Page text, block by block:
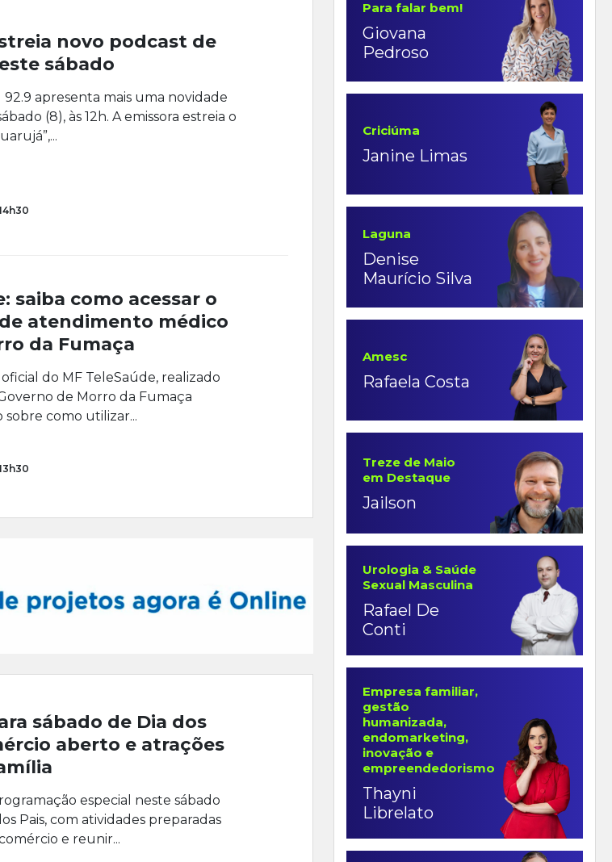
novo podcast de
sábado
92.9 apresenta mais uma novidade
(8), às 12h. A emissora estreia o
saiba como acessar o
atendimento médico
da Fumaça
do MF TeleSaúde, realizado
de Morro da Fumaça
como utilizar...
sábado de Dia dos
aberto e atrações
especial neste sábado
Pais, com atividades preparadas
e reunir...
Para falar bem!
Giovana
Pedroso
Criciúma
Janine Limas
Laguna
Denise
Maurício Silva
Amesc
Rafaela Costa
Treze de Maio
em Destaque
Jailson
Urologia & Saúde
Sexual Masculina
Rafael De
Conti
Empresa familiar,
gestão
humanizada,
endomarketing,
inovação e
empreendedorismo
Thayni
Librelato